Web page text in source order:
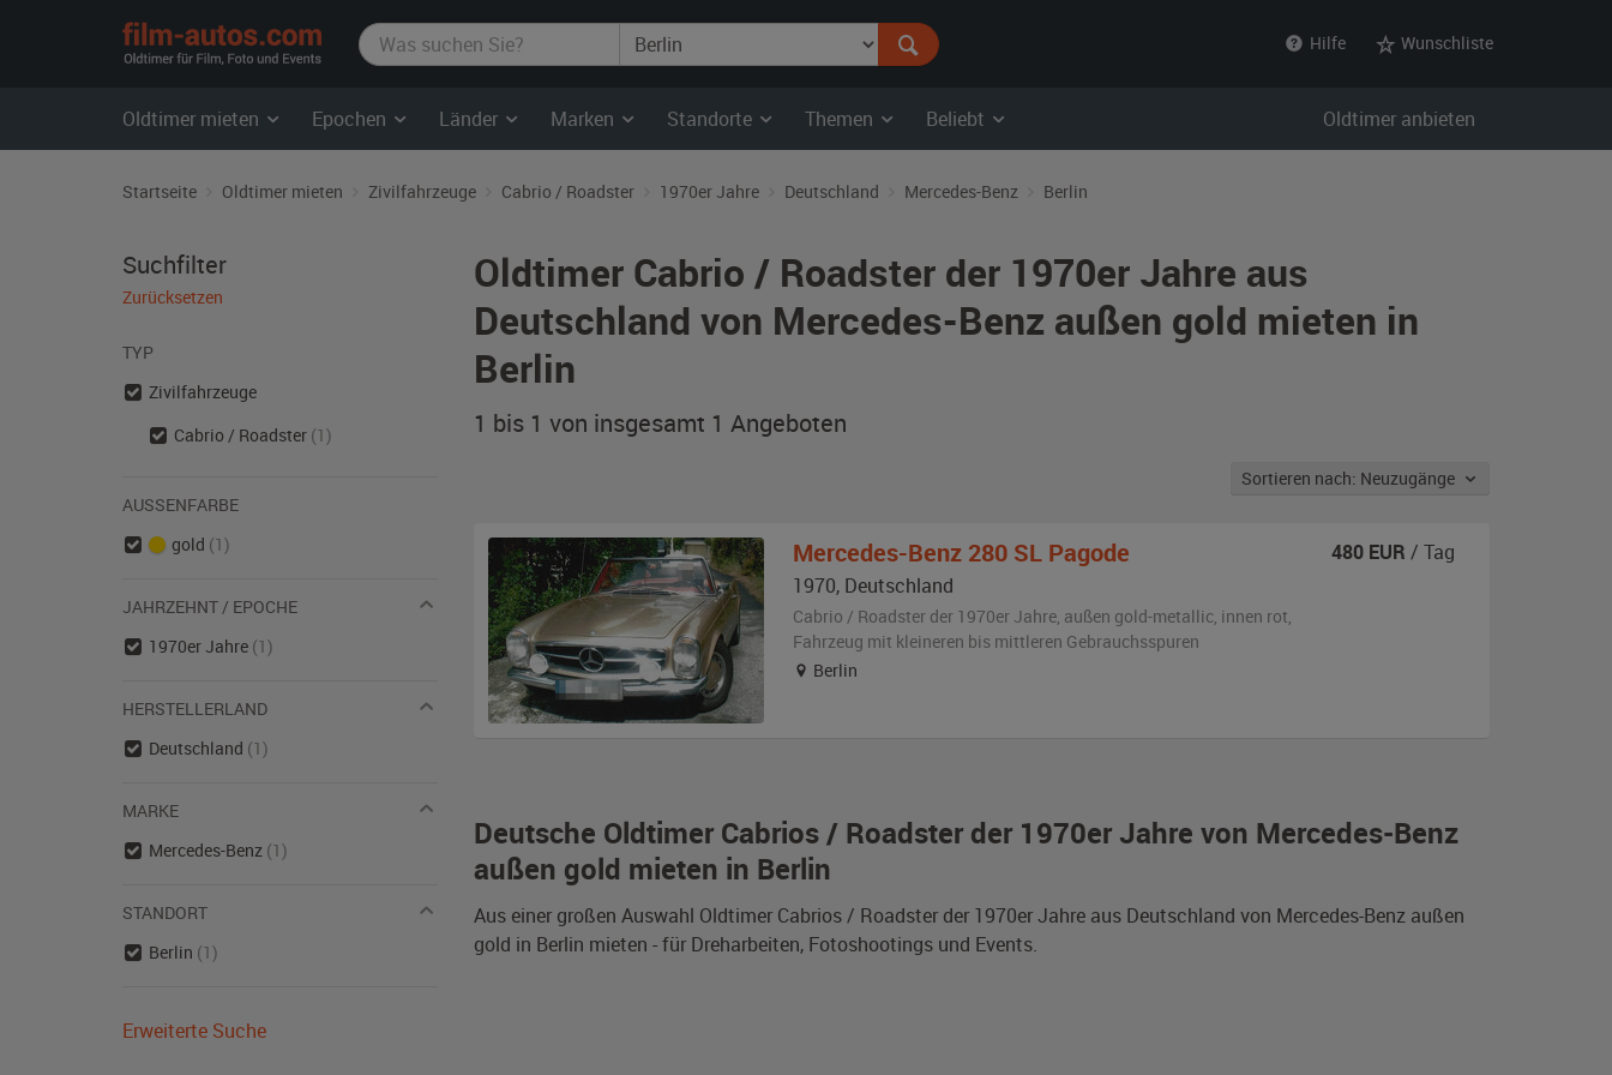
film-
autos.com
Hilfe Wunschliste
Oldtimer mieten Epochen Länder Marken Standorte Themen Beliebt Oldtimer anbieten
Startseite Oldtimer mieten Zivilfahrzeuge Cabrio / Roadster 1970er Jahre Deutschland Mercedes-Benz Berlin
Oldtimer Cabrio / Roadster der 1970er Jahre aus
Deutschland von Mercedes-Benz außen gold mieten in
Berlin
1 bis 1 von insgesamt 1 Angeboten
Sortieren nach: Neuzugänge
Deutsche Oldtimer Cabrios / Roadster der 1970er Jahre von Mercedes-Benz
außen gold mieten in Berlin
Aus einer großen Auswahl Oldtimer Cabrios / Roadster der 1970er Jahre aus Deutschland von Mercedes-Benz außen
gold in Berlin mieten - für Dreharbeiten, Fotoshootings und Events.
Mercedes-Benz 280 SL Pagode
1970, Deutschland
Cabrio / Roadster der 1970er Jahre, außen gold-metallic, innen rot,
Fahrzeug mit kleineren bis mittleren Gebrauchsspuren
Berlin
480 EUR / Tag
Suchfilter
Zurücksetzen
TYP
Zivilfahrzeuge
Cabrio / Roadster (1)
AUSSENFARBE
gold (1)
JAHRZEHNT / EPOCHE
1970er Jahre (1)
HERSTELLERLAND
Deutschland (1)
MARKE
Mercedes-Benz (1)
STANDORT
Berlin (1)
Erweiterte Suche